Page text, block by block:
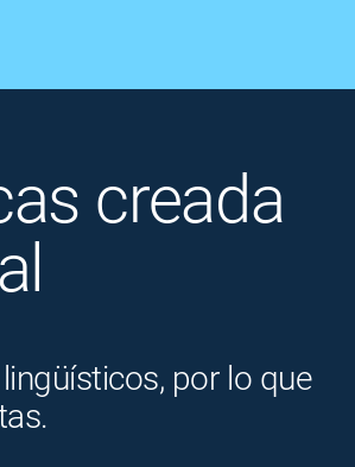
creada
por lo que